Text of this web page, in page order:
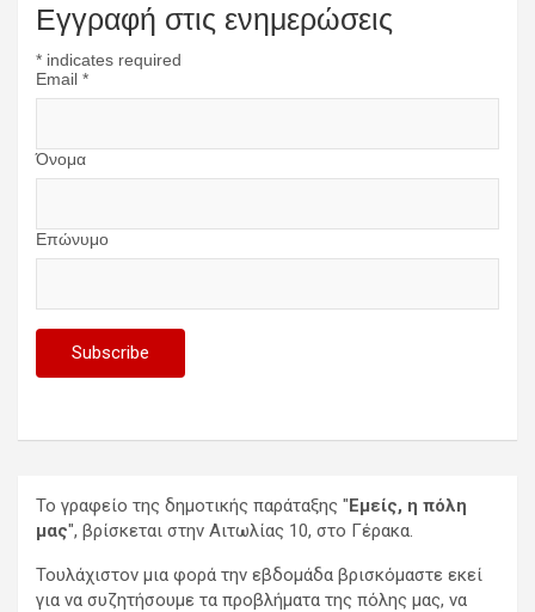
Εγγραφή στις ενημερώσεις
* indicates required
Email *
Όνομα
Επώνυμο
Το γραφείο της δημοτικής παράταξης "Εμείς, η πόλη
μας", βρίσκεται στην Αιτωλίας 10, στο Γέρακα.
Τουλάχιστον μια φορά την εβδομάδα βρισκόμαστε εκεί
για να συζητήσουμε τα προβλήματα της πόλης μας, να